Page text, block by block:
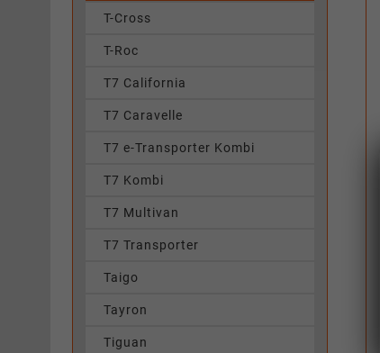
T-Cross
T-Roc
T7 California
T7 Caravelle
T7 e-Transporter Kombi
T7 Kombi
T7 Multivan
T7 Transporter
Taigo
Tayron
Tiguan